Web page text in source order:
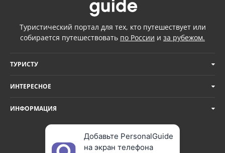
Туристический портал для тех, кто путешествует или
собирается путешествовать по России и за рубежом.
ТУРИСТУ
ИНТЕРЕСНОЕ
ИНФОРМАЦИЯ
Добавьте PersonalGuide
на экран телефона